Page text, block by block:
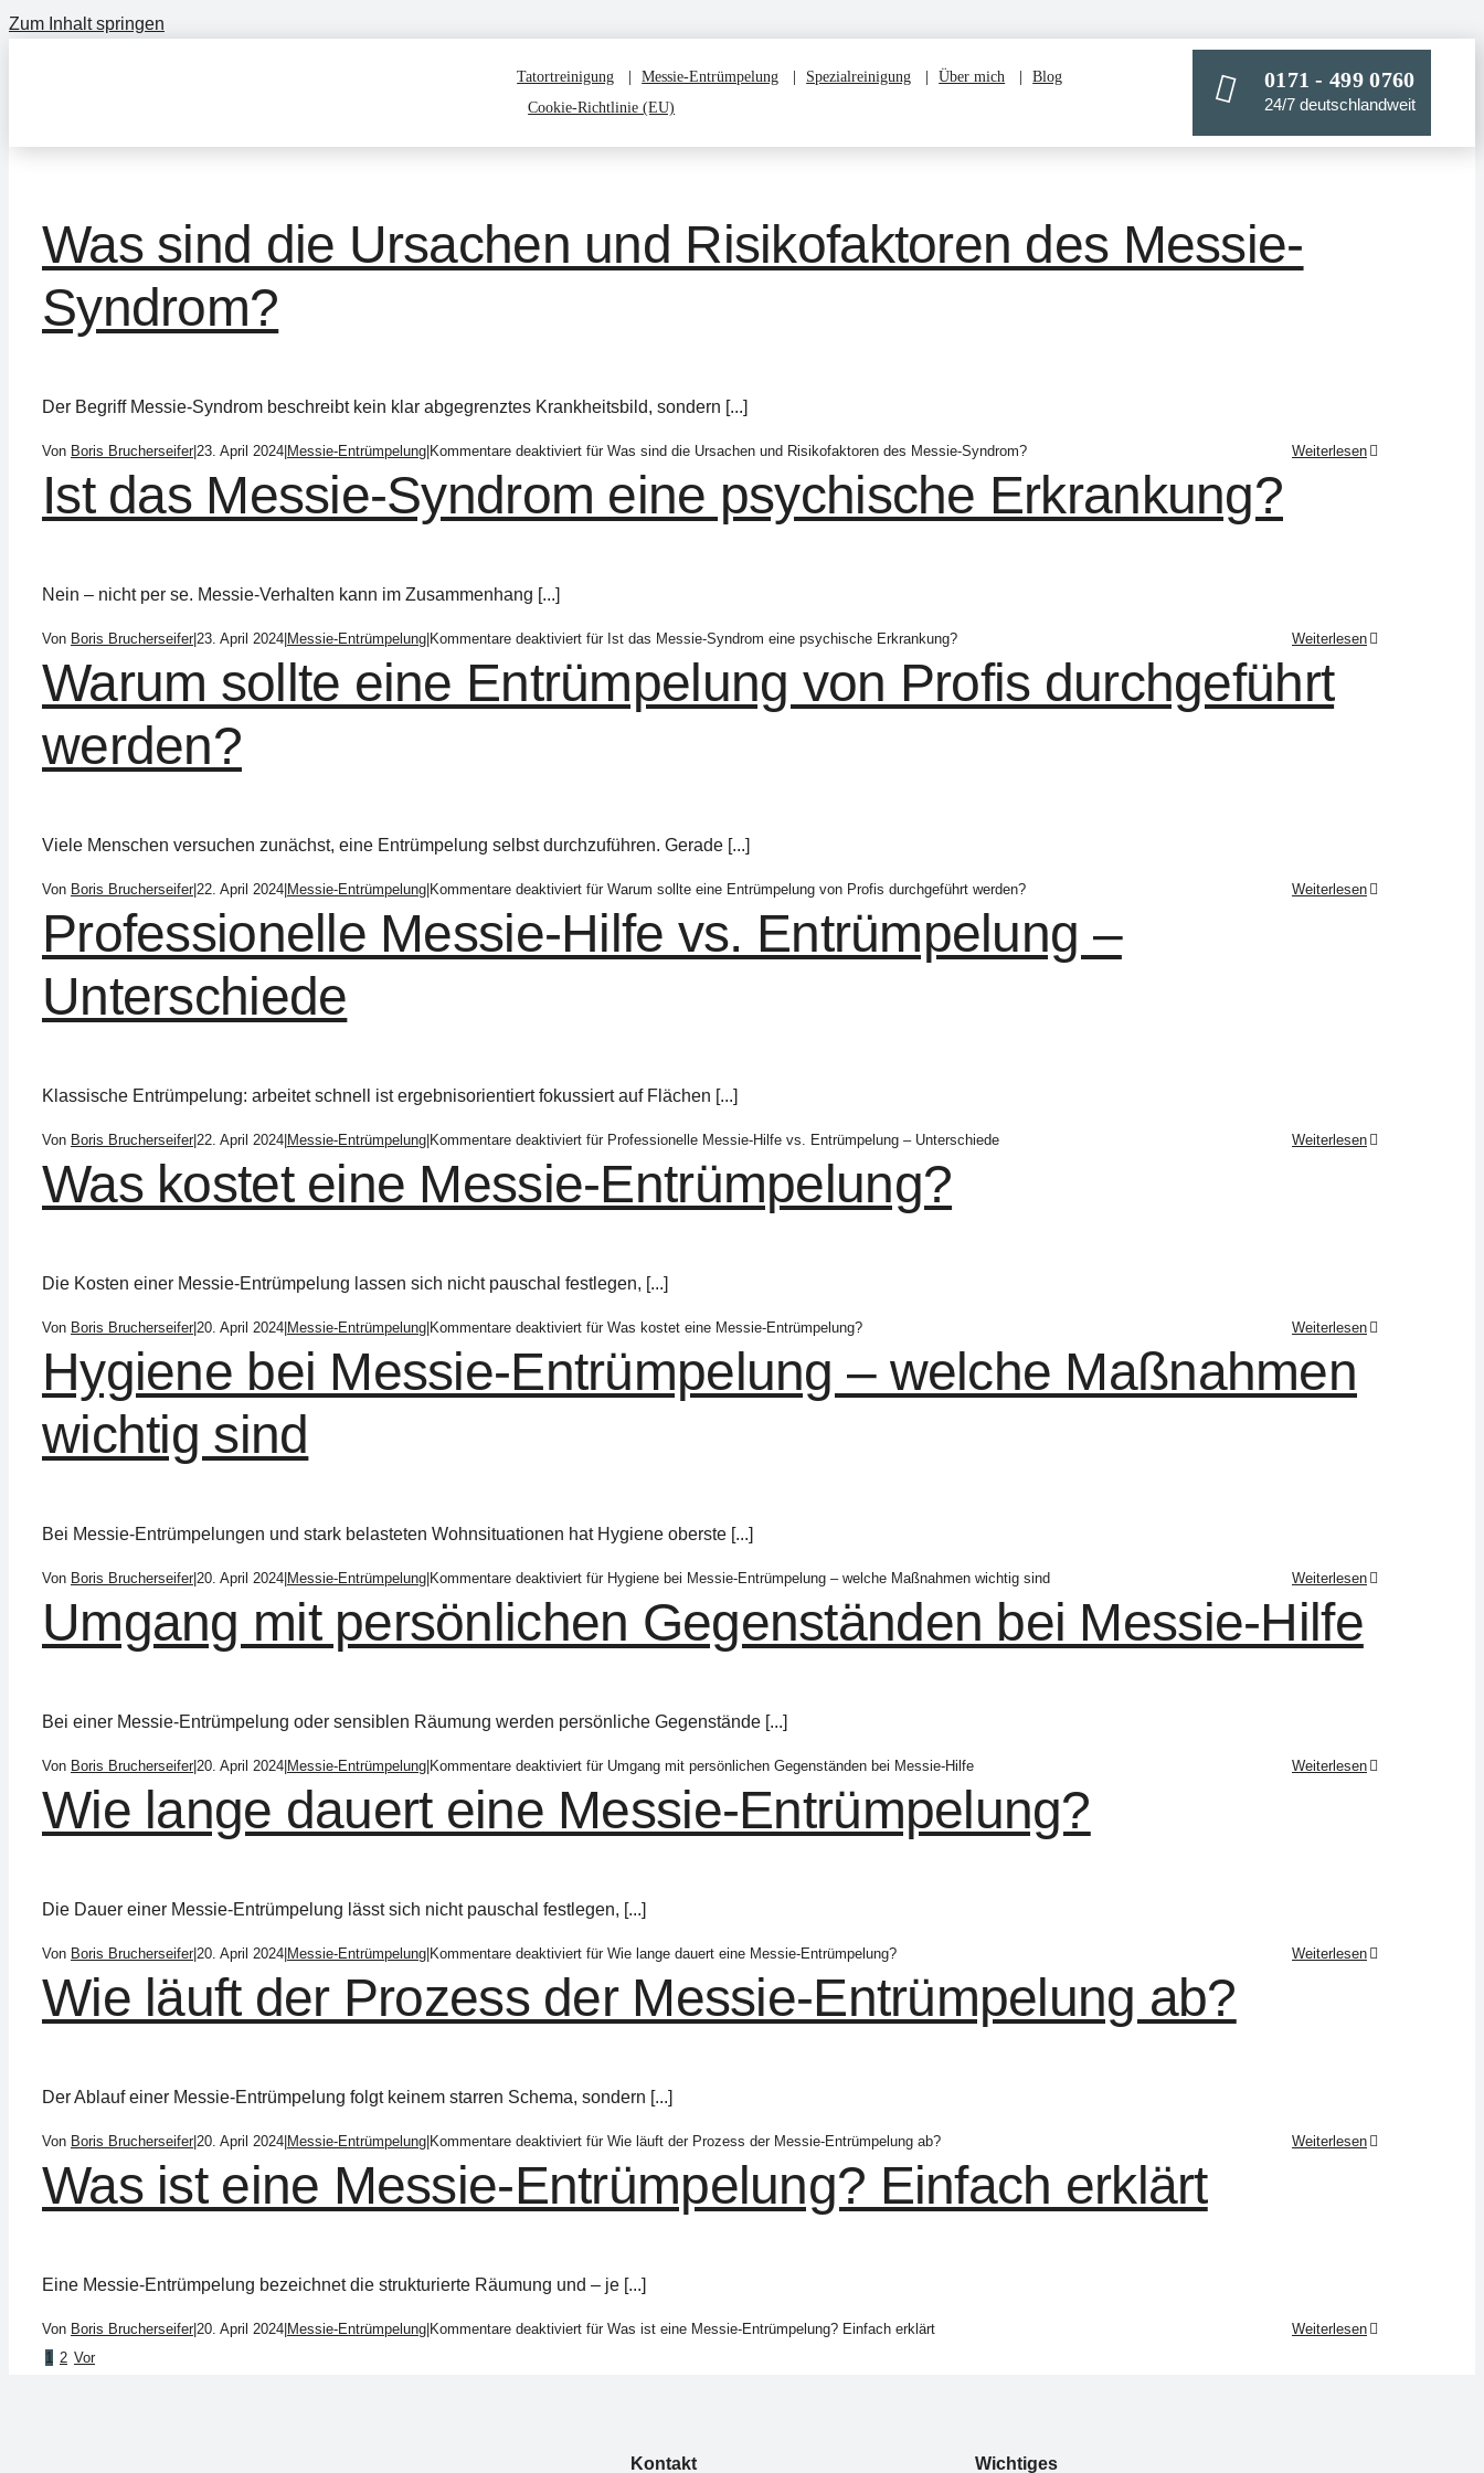
Zum Inhalt springen
Tatortreinigung Messie-Entrümpelung Spezialreinigung Über mich
Blog
Cookie-Richtlinie (EU)
0171 - 499 0760
24/7 deutschlandweit
Was sind die Ursachen und Risikofaktoren des Messie-
Syndrom?
Der Begriff Messie-Syndrom beschreibt kein klar abgegrenztes Krankheitsbild, sondern [...]
Von Boris Brucherseifer 23. April 2024 Messie-Entrümpelung Kommentare deaktiviert für Was sind die Ursachen und Risikofaktoren des Messie-Syndrom? Weiterlesen
Ist das Messie-Syndrom eine psychische Erkrankung?
Nein – nicht per se. Messie-Verhalten kann im Zusammenhang [...]
Von Boris Brucherseifer 23. April 2024 Messie-Entrümpelung Kommentare deaktiviert für Ist das Messie-Syndrom eine psychische Erkrankung? Weiterlesen
Warum sollte eine Entrümpelung von Profis durchgeführt
werden?
Viele Menschen versuchen zunächst, eine Entrümpelung selbst durchzuführen. Gerade [...]
Von Boris Brucherseifer 22. April 2024 Messie-Entrümpelung Kommentare deaktiviert für Warum sollte eine Entrümpelung von Profis durchgeführt werden? Weiterlesen
Professionelle Messie-Hilfe vs. Entrümpelung –
Unterschiede
Klassische Entrümpelung: arbeitet schnell ist ergebnisorientiert fokussiert auf Flächen [...]
Von Boris Brucherseifer 22. April 2024 Messie-Entrümpelung Kommentare deaktiviert für Professionelle Messie-Hilfe vs. Entrümpelung – Unterschiede Weiterlesen
Was kostet eine Messie-Entrümpelung?
Die Kosten einer Messie-Entrümpelung lassen sich nicht pauschal festlegen, [...]
Von Boris Brucherseifer 20. April 2024 Messie-Entrümpelung Kommentare deaktiviert für Was kostet eine Messie-Entrümpelung? Weiterlesen
Hygiene bei Messie-Entrümpelung – welche Maßnahmen
wichtig sind
Bei Messie-Entrümpelungen und stark belasteten Wohnsituationen hat Hygiene oberste [...]
Von Boris Brucherseifer 20. April 2024 Messie-Entrümpelung Kommentare deaktiviert für Hygiene bei Messie-Entrümpelung – welche Maßnahmen wichtig sind Weiterlesen
Umgang mit persönlichen Gegenständen bei Messie-Hilfe
Bei einer Messie-Entrümpelung oder sensiblen Räumung werden persönliche Gegenstände [...]
Von Boris Brucherseifer 20. April 2024 Messie-Entrümpelung Kommentare deaktiviert für Umgang mit persönlichen Gegenständen bei Messie-Hilfe Weiterlesen
Wie lange dauert eine Messie-Entrümpelung?
Die Dauer einer Messie-Entrümpelung lässt sich nicht pauschal festlegen, [...]
Von Boris Brucherseifer 20. April 2024 Messie-Entrümpelung Kommentare deaktiviert für Wie lange dauert eine Messie-Entrümpelung? Weiterlesen
Wie läuft der Prozess der Messie-Entrümpelung ab?
Der Ablauf einer Messie-Entrümpelung folgt keinem starren Schema, sondern [...]
Von Boris Brucherseifer 20. April 2024 Messie-Entrümpelung Kommentare deaktiviert für Wie läuft der Prozess der Messie-Entrümpelung ab? Weiterlesen
Was ist eine Messie-Entrümpelung? Einfach erklärt
Eine Messie-Entrümpelung bezeichnet die strukturierte Räumung und – je [...]
Von Boris Brucherseifer 20. April 2024 Messie-Entrümpelung Kommentare deaktiviert für Was ist eine Messie-Entrümpelung? Einfach erklärt
Weiterlesen
1 2 Vor
Kontakt Wichtiges